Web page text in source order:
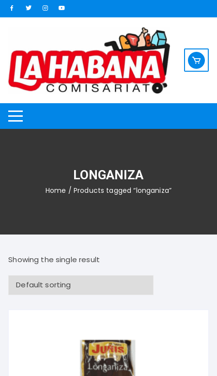
Saltar
al
LONGANIZA
Home / Products tagged “longaniza”
Showing the single result